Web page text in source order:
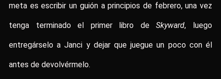
meta es escribir un guión a principios de febrero, una vez
tenga terminado el primer libro deSkyward, luego
entregárselo a Janci y dejar que juegue un poco con él
antes de devolvérmelo.